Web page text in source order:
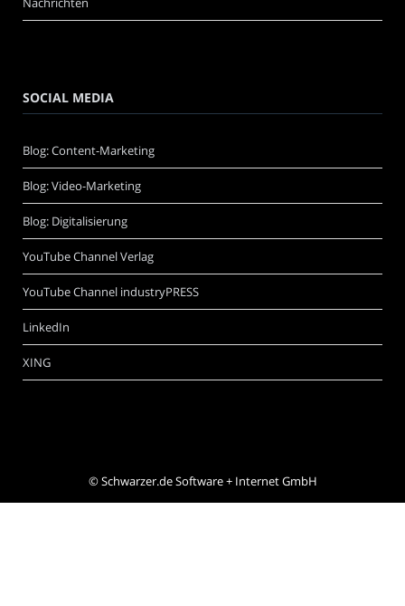
SOCIAL MEDIA
Blog: Content-Marketing
Blog: Video-Marketing
Blog: Digitalisierung
YouTube Channel Verlag
YouTube Channel industryPRESS
LinkedIn
XING
©Schwarzer.de Software + Internet GmbH